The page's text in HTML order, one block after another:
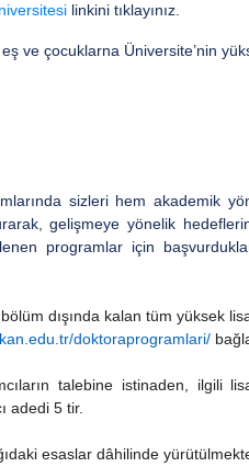
linkini tıklayınız.
ve çocuklarna Üniversite’nin
sizleri hem akademik
gelişmeye yönelik
programlar için
dışında kalan tüm yüksek
doktoraprogramlari/
talebine istinaden, ilgili
adedi 5 tir.
esaslar dâhilinde